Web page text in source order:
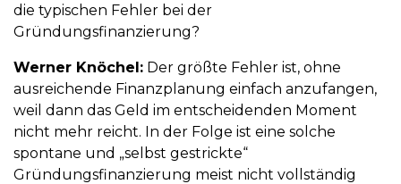
die typischen Fehler bei der
Gründungsfinanzierung?
Werner Knöchel: Der größte Fehler ist, ohne
ausreichende Finanzplanung einfach anzufangen,
weil dann das Geld im entscheidenden Moment
nicht mehr reicht. In der Folge ist eine solche
spontane und „selbst gestrickte“
Gründungsfinanzierung meist nicht vollständig